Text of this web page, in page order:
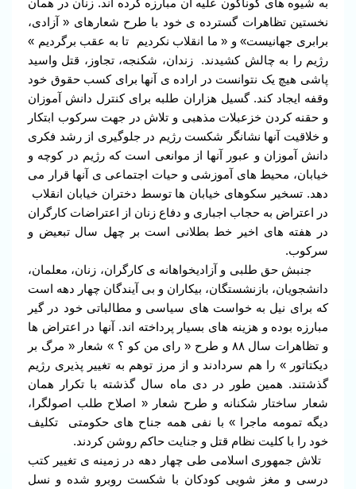
به شیوه های گوناگون علیه آن مبارزه کرده اند. زنان در همان
نخستین تظاهرات گسترده ی خود با طرح شعارهای « آزادی،
برابری جهانیست» و « ما انقلاب نکردیم تا به عقب برگردیم »
رژیم را به چالش کشیدند. زندان، شکنجه، تجاوز، قتل واسید
پاشی هیچ یک نتوانست در اراده ی آنها برای کسب حقوق خود
وقفه ایجاد کند. گسیل هزاران طلبه برای کنترل دانش آموزان
و حقنه کردن خزعبلات مذهبی و تلاش در جهت سرکوب ابتکار
و خلاقیت آنها نشانگر شکست رژیم در جلوگیری از رشد فکری
دانش آموزان و عبور آنها از موانعی است که رژیم در کوچه و
خیابان، محیط های آموزشی و حیات اجتماعی ی آنها قرار می
دهد. تسخیر سکوهای خیابان ها توسط دختران خیابان انقلاب
در اعتراض به حجاب اجباری و دفاع زنان از اعتراضات کارگران
در هفته های اخیر خط بطلانی است بر چهل سال تبعیض و
سرکوب.
جنبش حق طلبی و آزادیخواهانه ی کارگران، زنان، معلمان،
دانشجویان، بازنشستگان، بیکاران و بی آیندگان چهار دهه است
که برای نیل به خواست های سیاسی و مطالباتی خود در گیر
مبارزه بوده و هزینه های بسیار پرداخته اند. آنها در اعتراض ها
و تظاهرات سال ۸۸ و طرح « رای من کو ؟ » شعار « مرگ بر
دیکتاتور » را هم سردادند و از مرز توهم به تغییر پذیری رژیم
گذشتند. همین طور در دی ماه سال گذشته با تکرار همان
شعار ساختار شکنانه و طرح شعار « اصلاح طلب اصولگرا،
دیگه تمومه ماجرا » با نفی همه جناح های حکومتی تکلیف
خود را با کلیت نظام قتل و جنایت حاکم روشن کردند.
تلاش جمهوری اسلامی طی چهار دهه در زمینه ی تغییر کتب
درسی و مغز شویی کودکان با شکست روبرو شده و نسل